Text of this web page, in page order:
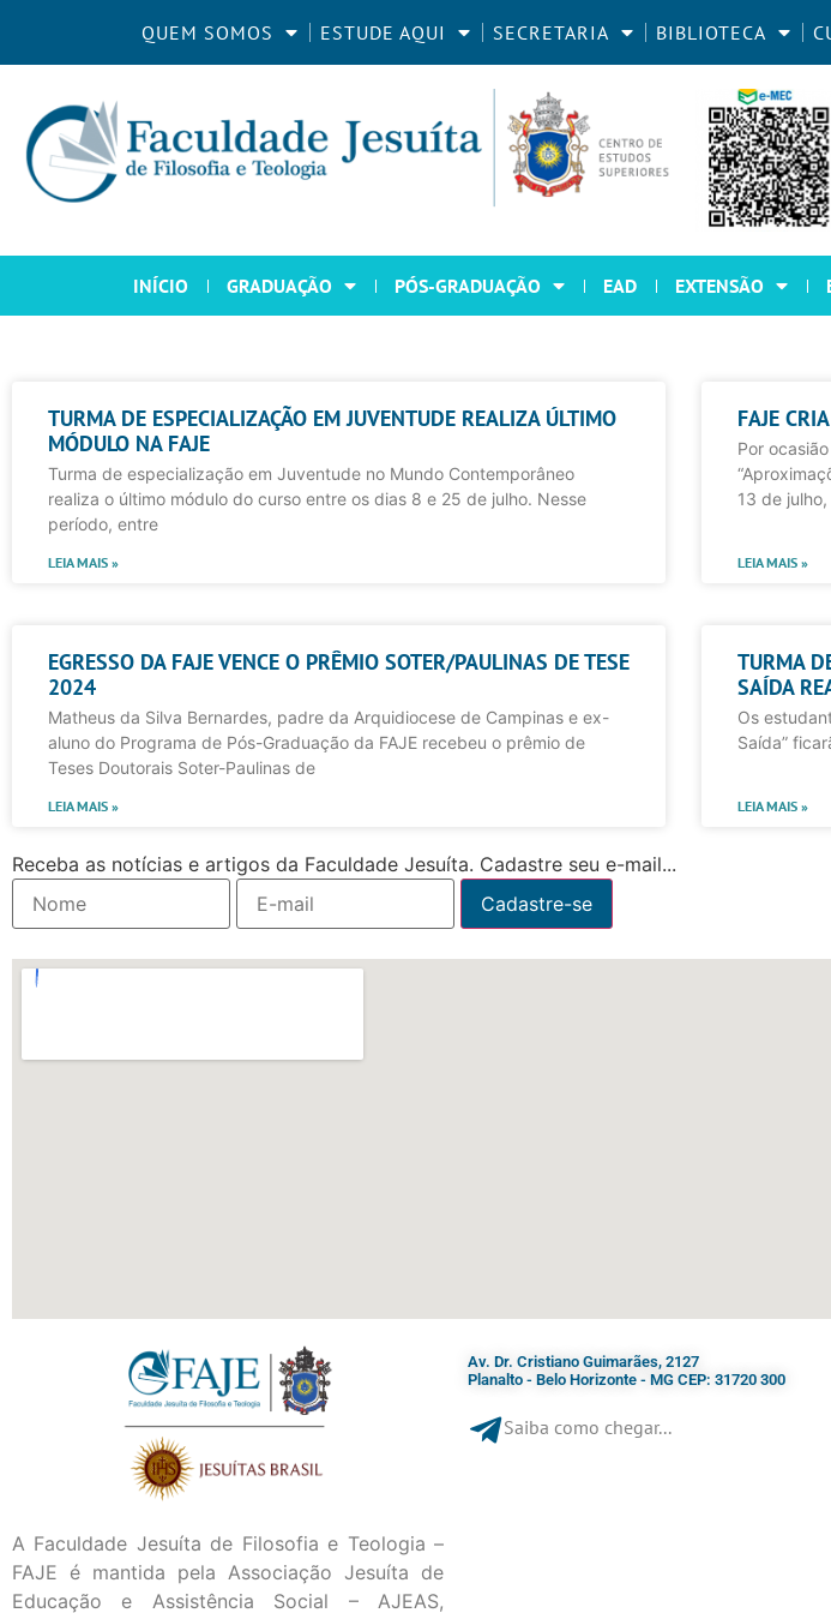
QUEM SOMOS ESTUDE AQUI SECRETARIA BIBLIOTECA
INÍCIO GRADUAÇÃO PÓS-GRADUAÇÃO EAD EXTENSÃO
TURMA DE ESPECIALIZAÇÃO EM JUVENTUDE REALIZA ÚLTIMO
MÓDULO NA FAJE
Turma de especialização em Juventude no Mundo Contemporâneo
realiza o último módulo do curso entre os dias 8 e 25 de julho. Nesse
período, entre
LEIA MAIS »
FAJE
Por
13 de
LEIA MAIS »
EGRESSO DA FAJE VENCE O PRÊMIO SOTER/PAULINAS DE TESE
2024
Matheus da Silva Bernardes, padre da Arquidiocese de Campinas e ex-
aluno do Programa de Pós-Graduação da FAJE recebeu o prêmio de
Teses Doutorais Soter-Paulinas de
LEIA MAIS »
TURMA
SAÍDA
Os
Saída”
LEIA MAIS »
Receba as notícias e artigos da Faculdade Jesuíta. Cadastre seu e-mail...
A Faculdade Jesuíta de Filosofia e Teologia –
FAJE é mantida pela Associação Jesuíta de
Educação e Assistência Social – AJEAS,
Av. Dr. Cristiano Guimarães, 2127
Planalto - Belo Horizonte - MG CEP: 31720 300
Saiba como chegar...